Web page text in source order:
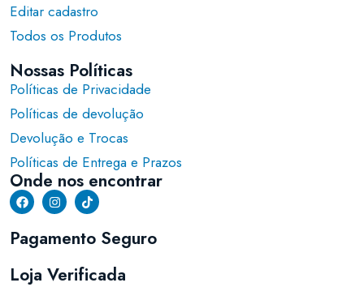
Editar cadastro
Todos os Produtos
Nossas Políticas
Políticas de Privacidade
Políticas de devolução
Devolução e Trocas
Políticas de Entrega e Prazos
Onde nos encontrar
Pagamento Seguro
Loja Verificada